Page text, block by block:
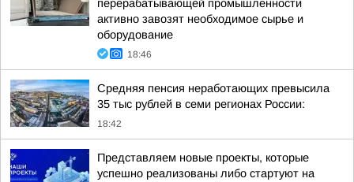
перерабатывающей промышленности
активно завозят необходимое сырье и
оборудование
18:46
Средняя пенсия неработающих превысила
35 тыс рублей в семи регионах России:
18:42
Представляем новые проекты, которые
успешно реализованы либо стартуют на